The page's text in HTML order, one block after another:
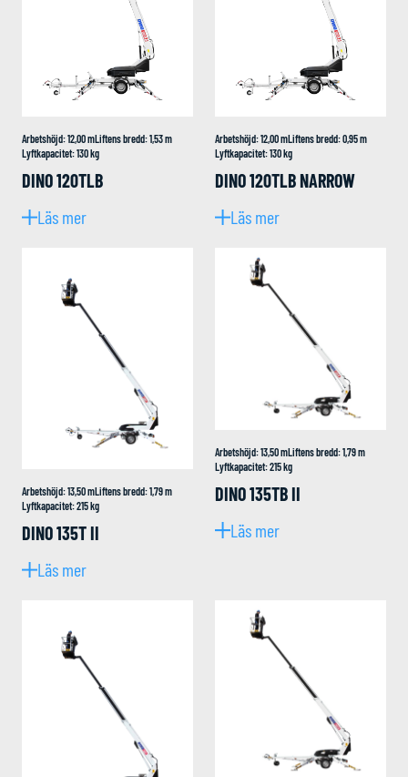
Arbetshöjd:12,00mLiftens bredd:1,53m
Lyftkapacitet:130kg
DINO 120TLB
Läs mer
Arbetshöjd:12,00mLiftens bredd:0,95m
Lyftkapacitet:130kg
DINO 120TLB NARROW
Läs mer
Arbetshöjd:13,50mLiftens bredd:1,79m
Lyftkapacitet:215kg
DINO 135T II
Läs mer
Arbetshöjd:13,50mLiftens bredd:1,79m
Lyftkapacitet:215kg
DINO 135TB II
Läs mer